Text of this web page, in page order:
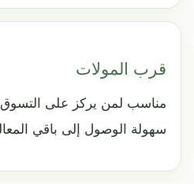
قرب المولات
مناسب لمن يركز على
سهولة الوصول إلى باقي